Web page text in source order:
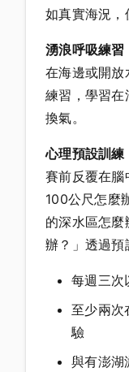
如真實海況，
湧浪呼吸練習
在海邊或開放
練習，學習在
換氣。
心理預設訓練
賽前反覆在腦
100公尺怎麼
的深水區怎
辦？」透過預
每週三次
至少兩次
驗
與有澎湖